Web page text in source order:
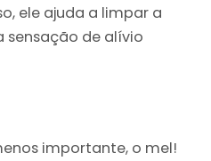
ele ajuda a limpar a
de alívio
importante, o mel!